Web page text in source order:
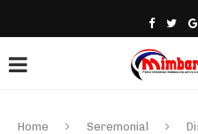
Home Seremonial